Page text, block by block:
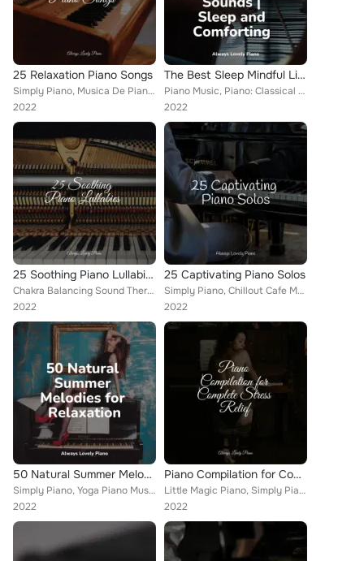
25 Relaxation Piano Songs
Simply Piano, Musica De Piano Escuela, Soothing Piano Collective
2022
The Best Sleep Mindful Living Sounds | Sleep and Comforting
Piano Music, Piano: Classical Relaxation, Simply Piano
2022
25 Soothing Piano Lullabies
Chakra Balancing Sound Therapy, Simply Piano, Tinnitus
2022
25 Captivating Piano Solos
Simply Piano, Chillout Cafe Music, Baby Sleep Through the Night
2022
50 Natural Summer Melodies for Relaxation
Simply Piano, Yoga Piano Music, Calming Music Academy
2022
Piano Compilation for Complete Stress Relief
Little Magic Piano, Simply Piano, Relaxing Piano Club
2022